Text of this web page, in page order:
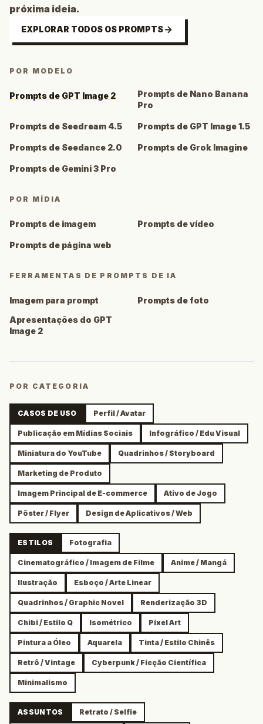
próxima ideia.
EXPLORAR TODOS OS PROMPTS
POR MODELO
Prompts de GPT Image 2
Prompts de Nano Banana
Pro
Prompts de Seedream 4.5 Prompts de GPT Image 1.5
Prompts de Seedance 2.0 Prompts de Grok Imagine
Prompts de Gemini 3 Pro
POR MÍDIA
Prompts de imagem Prompts de vídeo
Prompts de página web
FERRAMENTAS DE PROMPTS DE IA
Imagem para prompt
Prompts de foto
Apresentações do GPT
Image 2
POR CATEGORIA
CASOS DE USO Perfil / Avatar
Publicação em Mídias Sociais Infográfico / Edu Visual
Miniatura do YouTube Quadrinhos / Storyboard
Marketing de Produto
Imagem Principal de E-commerce Ativo de Jogo
Pôster / Flyer Design de Aplicativos / Web
ESTILOS Fotografia
Cinematográfico / Imagem de Filme Anime / Mangá
Ilustração Esboço / Arte Linear
Quadrinhos / Graphic Novel Renderização 3D
Chibi / Estilo Q Isométrico Pixel Art
Pintura a Óleo Aquarela Tinta / Estilo Chinês
Retrô / Vintage Cyberpunk / Ficção Científica
Minimalismo
ASSUNTOS Retrato / Selfie